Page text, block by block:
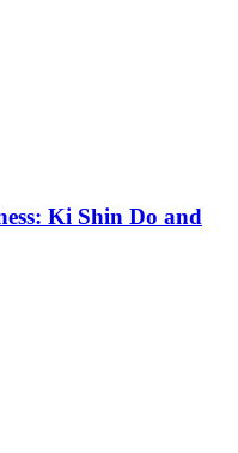
Ki Shin Do and